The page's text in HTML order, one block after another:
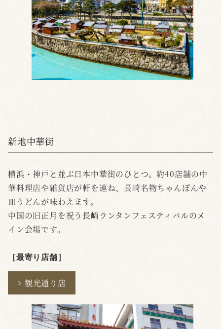
新地中華街
横浜・神戸と並ぶ日本中華街のひとつ。約40店舗の中
華料理店や雑貨店が軒を連ね、長崎名物ちゃんぽんや
皿うどんが味わえます。
中国の旧正月を祝う長崎ランタンフェスティバルのメ
イン会場です。
［最寄り店舗］
> 観光通り店